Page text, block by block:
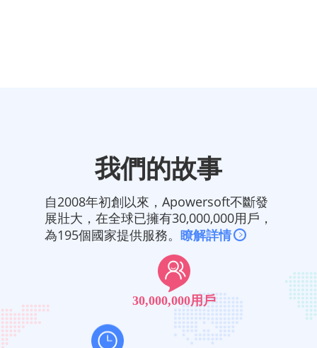
我們的故事
自2008年初創以來，Apowersoft不斷發
展壯大，在全球已擁有30,000,000用戶，
為195個國家提供服務。 瞭解詳情
30,000,000用戶